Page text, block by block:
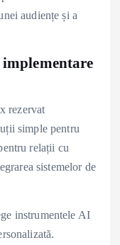
audiențe și a
rezervat
simple pentru
relații cu
sistemelor de
instrumentele AI